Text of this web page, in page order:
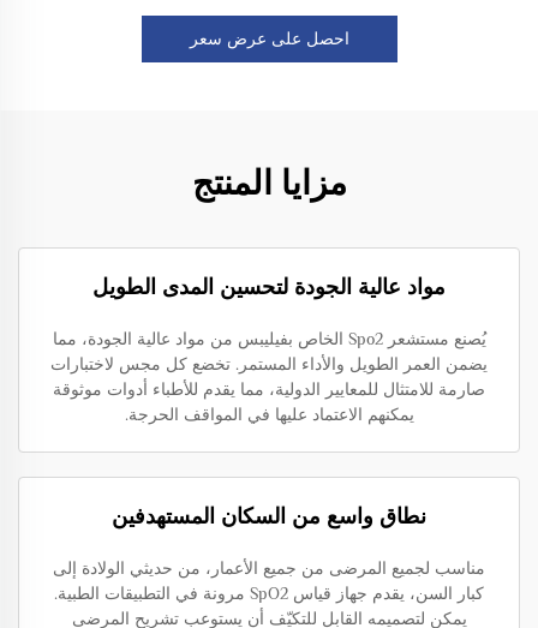
احصل على عرض سعر
مزايا المنتج
مواد عالية الجودة لتحسين المدى الطويل
يُصنع مستشعر Spo2 الخاص بفيليبس من مواد عالية الجودة، مما
يضمن العمر الطويل والأداء المستمر. تخضع كل مجس لاختبارات
صارمة للامتثال للمعايير الدولية، مما يقدم للأطباء أدوات موثوقة
يمكنهم الاعتماد عليها في المواقف الحرجة.
نطاق واسع من السكان المستهدفين
مناسب لجميع المرضى من جميع الأعمار، من حديثي الولادة إلى
كبار السن، يقدم جهاز قياس SpO2 مرونة في التطبيقات الطبية.
يمكن لتصميمه القابل للتكيّف أن يستوعب تشريح المرضى